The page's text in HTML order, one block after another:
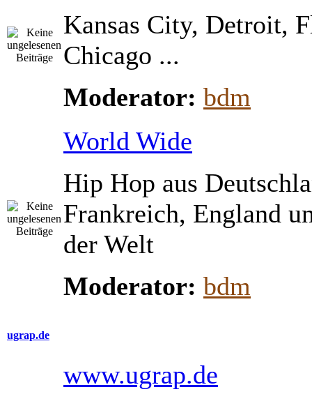
Kansas City, Detroit,
Chicago ...
Moderator: bdm
World Wide
Hip Hop aus
Frankreich, England
der Welt
Moderator: bdm
ugrap.de
www.ugrap.de